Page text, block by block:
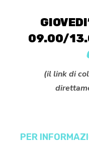
09.00/
(il link di
PER